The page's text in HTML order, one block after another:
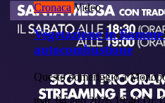
Cronaca Video
Vegetazione in
autocombustione
Questo pomeriggio a
mar, 04 ago 2026 19:40 Di: